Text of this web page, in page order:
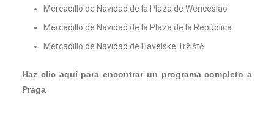
Mercadillo de Navidad de la Plaza de Wenceslao
Mercadillo de Navidad de la Plaza de la República
Mercadillo de Navidad de Havelske Tržiště
Haz clic aquí para encontrar un programa completo a
Praga